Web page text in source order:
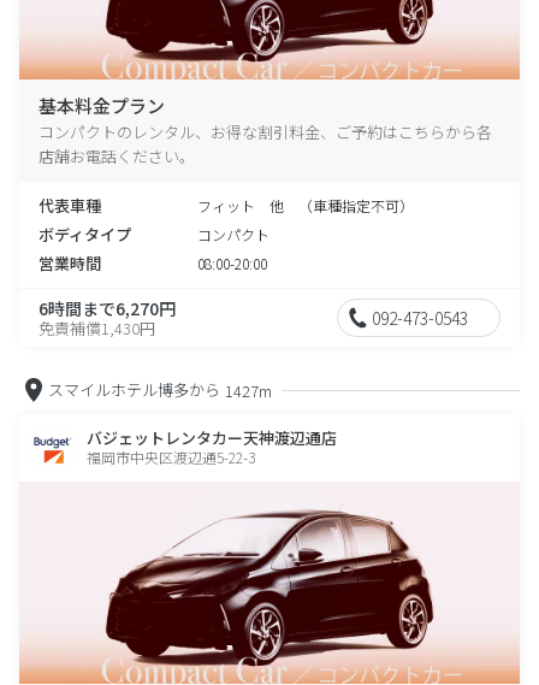
基本料金プラン
コンパクトのレンタル、お得な割引料金、ご予約はこちらから各
店舗お電話ください。
代表車種 フィット 他 （車種指定不可）
ボディタイプ コンパクト
営業時間 08:00-20:00
6時間まで6,270円
免責補償1,430円 092-473-0543
スマイルホテル博多から 1427m
バジェットレンタカー天神渡辺通店
福岡市中央区渡辺通5-22-3